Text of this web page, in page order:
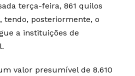
terça-feira, 861 quilos
tendo, posteriormente, o
a instituições de
valor presumível de 8.610